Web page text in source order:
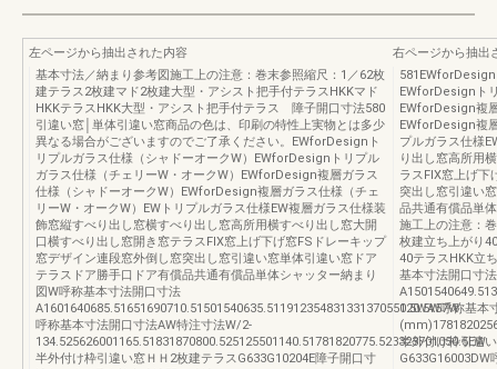
左ページから抽出された内容
基本寸法／納まり参考図施工上の注意：巻末参照縮尺：1／62枚
建テラス2枚建マド2枚建大型・アシスト把手付テラスHKKマド
HKKテラスHKK大型・アシスト把手付テラス 障子開口寸法580
引違い窓│単体引違い窓商品の色は、印刷の特性上実物とは多少
異なる場合がございますのでご了承ください。EWforDesignト
リプルガラス仕様（シャドーオークW）EWforDesignトリプル
ガラス仕様（チェリーW・オークW）EWforDesign複層ガラス
仕様（シャドーオークW）EWforDesign複層ガラス仕様（チェ
リーW・オークW）EWトリプルガラス仕様EW複層ガラス仕様装
飾窓縦すべり出し窓横すべり出し窓高所用横すべり出し窓大開
口横すべり出し窓開き窓テラスFIX窓上げ下げ窓FSドレーキップ
窓デザイン連段窓外倒し窓突出し窓引違い窓単体引違い窓ドア
テラスドア勝手口ドア有償品共通有償品単体シャッター納まり
図W呼称基本寸法開口寸法
A1601640685.51651690710.51501540635.511912354831331370550.5WA57W
呼称基本寸法開口寸法AW特注寸法W/2-
134.525626001165.51831870800.525125501140.51781820775.523323701050.5EW
半外付け枠引違い窓ＨＨ2枚建テラスG633G10204E障子開口寸
右ページから抽出
EWforDesignト
EWforDesign複
EWforDesign複
プルガラス仕様
り出し窓高所用
ラスFIX窓上げ下
突出し窓引違い
品共通有償品単
施工上の注意：
枚建立ち上がり
40テラスHKK立
基本寸法開口寸法
120.5W呼称基本
半外付け枠引違
G633G16003DW